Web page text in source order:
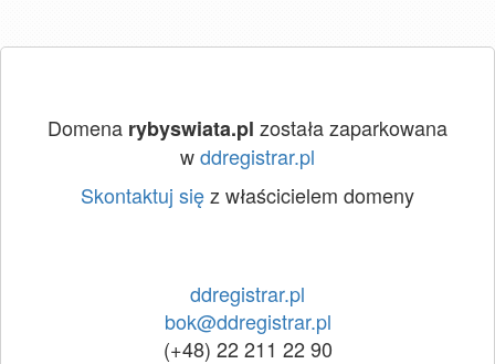
Domena rybyswiata.pl została zaparkowana
wddregistrar.pl
Skontaktuj sięz właścicielem domeny
ddregistrar.pl
bok@ddregistrar.pl
(+48) 22 211 22 90